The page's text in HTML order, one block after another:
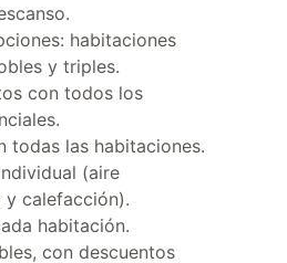
habitaciones
y triples.
con todos los
todas las habitaciones.
(aire
y calefacción).
habitación.
con descuentos